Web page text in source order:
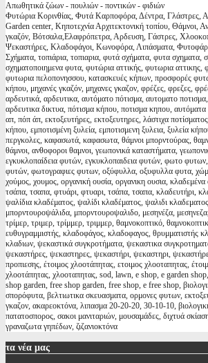
Απωθητικά ζώων - πουλιών - ποντικών - φιδιών
Φυτώρια Κορινθίας, Φυτά Καρποφόρα, Δέντρα, Γλάστρες,
Garden center, Κηποτεχνία Αρχιτεκτονική τοπίου, Θάμνοι,
γκαζόν, Βότσαλα,Ελαφρόπετρα, Αρδευση, Γάστρες,
Ψεκαστήρες, Κλαδοφάγοι, Κωνοφόρα, Λιπάσματα,
Σχήματα, τοπιάρια, τοπιαρια, φυτά σχήματα, φυτα σχηματα,
σχηματοποιημενα φυτα, φυτώρια αττικής, φυτωρια
φυτωρια πελοπονησσου, κατασκευές κήπων, προσφορές
κήπου, μηχανές γκαζόν, μηχανες γκαζον, φρέζες, φρεζες,
αρδευτικά, αρδευτικα, αυτόματο πότισμα, αυτοματο
αρδευτικα δικτυα, πότισμα κήπου, ποτισμα κηπου,
απ, πόπ άπ, εκτοξευτήρες, εκτοξευτηρες, λάστιχα
κήπου, εμποτισμένη ξυλεία, εμποτισμενη ξυλεια, ξυλεία
περγκολες, καφασωτά, καφασωτα, θάμνοι μπορντούρας,
θάμνοι, ανθοφοροι θαμνοι, γεωπονικά καταστήματα,
εγκυκλοπαίδεια φυτών, εγκυκλοπαιδεια φυτών, φωτο
φυτών, φωτογραφιες φυτων, οξύφυλλα, οξυφυλλα φυτα,
χούμος, χουμος, οργανική ουσία, οργανικη ουσια,
τσάπα, τσαπα, φτυάρι, φτυαρι, τσάπα, τσαπα, κλαδευτήρι,
ψαλίδια κλαδέματος, ψαλίδι κλαδέματος, ψαλιδι
μπορντουροψάλιδα, μπορντουροψαλιδο, μεσηνέζα,
τρίμερ, τριμερ, τρίμμερ, τριμμερ, θαμνοκοπτικό,
ευθυγραμμιστής, κλαδοφάγος, κλαδοφαγος, θρυμματιστής
κλαδιων, ψεκαστικά συγκροτήματα, ψεκαστικα
ψεκαστήρες, ψεκαστηρες, ψεκαστήρι, ψεκαστηρι,
προπιεσης, έτοιμος χλοοτάπητας, ετοιμος χλοοταπητας,
χλοοτάπητας, χλοοταπητας, sod, lawn, e shop, e garden
shop garden, free shop garden, free shop, e free shop,
σπορόφυτα, βελτιωτικα σκευασματα, ορμονες φυτων,
γκαζον, ακαρεοκτόνα, λιπασμα 20-20-20, 30-10-10,
πατατοσπορος, σακοι μανιταριών, μουσαμάδες, διχτυά
γραναζωτα γηπέδων, ζιζανιοκτόνα
τα νέα μας